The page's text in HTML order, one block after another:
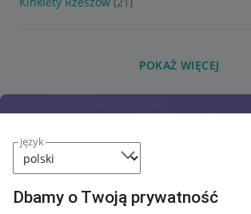
język
Dbamy o Twoją prywatność
POKAŻ WIĘCEJ